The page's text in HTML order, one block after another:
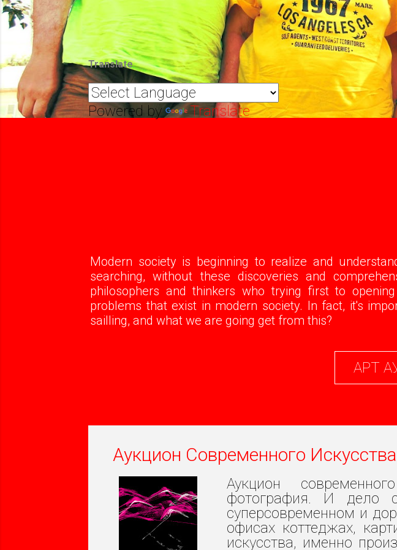
н
и
я
Translate
Powered by Translate
Modern society is beginning to realize and
searching, without these discoveries and
philosophers and thinkers who trying first to
problems that exist in modern society. In fact, it's
sailling, and what we are going get from this?
АРТ
Аукцион Современного
Аукцион
фотография. И
суперсовременном и
офисах коттеджах,
искусства, именно